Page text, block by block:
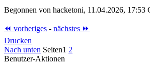
Begonnen von hacketoni, 11.04.2026, 17:53
⏪ vorheriges - nächstes ⏩
Drucken
Nach unten Seiten1 2
Benutzer-Aktionen